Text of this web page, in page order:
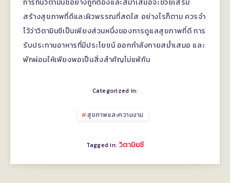
การกินวิตามินซีอย่างถูกต้องและสม่ำเสมอจะช่วยเสริม
สร้างสุขภาพที่ดีและผิวพรรณที่สดใส อย่างไรก็ตาม ควรจำ
ไว้ว่าวิตามินซีเป็นเพียงส่วนหนึ่งของการดูแลสุขภาพที่ดี การ
รับประทานอาหารที่มีประโยชน์ ออกกำลังกายสม่ำเสมอ และ
พักผ่อนให้เพียงพอเป็นสิ่งสำคัญไม่แพ้กัน
Categorized in:
สุขภาพและความงาม
Tagged in: วิตามินซี